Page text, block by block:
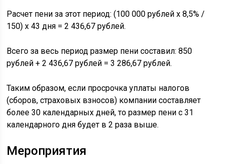
Расчет пени за этот период: (100 000 рублей х 8,5% /
150) х 43 дня = 2 436,67 рублей.
Всего за весь период размер пени составил: 850
рублей + 2 436,67 рублей = 3 286,67 рублей.
Таким образом, если просрочка уплаты налогов
(сборов, страховых взносов) компании составляет
более 30 календарных дней, то размер пени с 31
календарного дня будет в 2 раза выше.
Мероприятия